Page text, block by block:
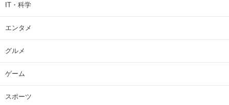
IT・科学
エンタメ
グルメ
ゲーム
スポーツ